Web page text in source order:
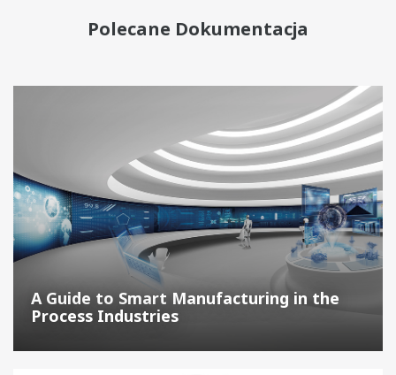
Polecane Dokumentacja
A Guide to Smart Manufacturing in the
Process Industries